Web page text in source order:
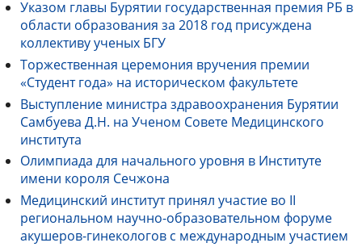
Указом главы Бурятии государственная премия РБ в
области образования за 2018 год присуждена
коллективу ученых БГУ
Торжественная церемония вручения премии
«Студент года» на историческом факультете
Выступление министра здравоохранения Бурятии
Самбуева Д.Н. на Ученом Совете Медицинского
института
Олимпиада для начального уровня в Институте
имени короля Сечжона
Медицинский институт принял участие во II
региональном научно-образовательном форуме
акушеров-гинекологов с международным участием